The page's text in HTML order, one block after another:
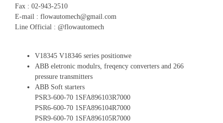
Fax : 02-943-2510
E-mail : flowautomech@gmail.com
Line Official : @flowautomech
V18345 V18346 series positionwe
ABB eletronic modulrs, freqency converters and 266
pressure transmitters
ABB Soft starters
PSR3-600-70 1SFA896103R7000
PSR6-600-70 1SFA896104R7000
PSR9-600-70 1SFA896105R7000